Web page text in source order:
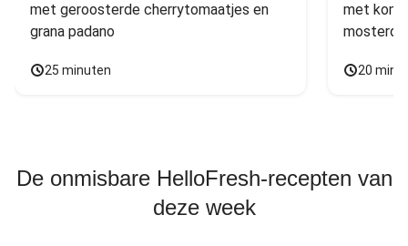
met geroosterde cherrytomaatjes en
grana padano
25 minuten
met
20
De onmisbare HelloFresh-recepten van
deze week